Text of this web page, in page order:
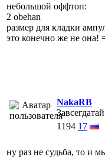
небольшой оффтоп:
2 obehan
размер для кладки
это конечно же не она!
NakaRB
Завсегдатай
1194 17
ну раз не судьба, то и